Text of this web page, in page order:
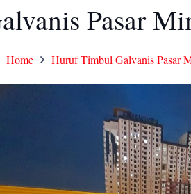
Pasar
Home Huruf Timbul Galvanis Pasar